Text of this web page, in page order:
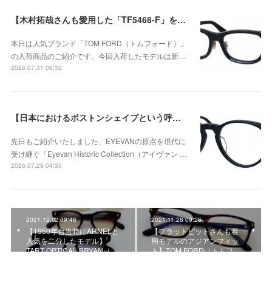
【木村拓哉さんも愛用した「TF5468-F」をベースに、洗練されたウェリントンシェイプが上品な存在感を演出する、日本企画モデル】TOM FORD TF6164-D-Bが入荷！
本日は人気ブランド「TOM FORD（トムフォード）」
の入荷商品のご紹介です。今回入荷したモデルは新…
2026.07.31 09:32
【日本におけるボストンシェイプという呼称が広く定着するきっかけとなったモデル】Eyevan（アイヴァン） Historic Collection AU-5003のご紹介！
先日もご紹介いたしました、EYEVANの原点を現代に
受け継ぐ「Eyevan Historic Collection（アイヴァン …
2026.07.29 04:35
2021.12.02 09:46
【1950年台当時にARNELと
人気を二分したモデル】
TART OPTICAL BRYAN（…
2021.11.28 09:26
【ブラットピットさんも着
用モデルのアジアンフィッ
ト】TOM FORD（トムフ…